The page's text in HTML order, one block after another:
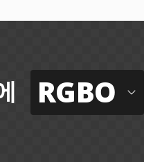
RGBO